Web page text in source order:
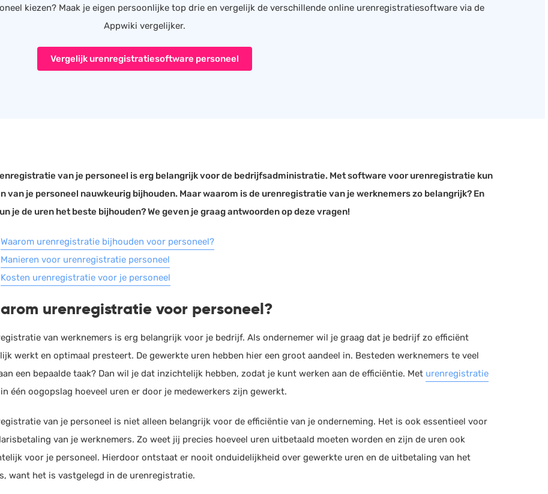
kiezen? Maak je eigen persoonlijke top drie en vergelijk de verschillende online urenregistratiesoftware via de
Appwiki vergelijker.
Vergelijk urenregistratiesoftware personeel
van je personeel is erg belangrijk voor de bedrijfsadministratie. Met software voor urenregistratie kun
van je personeel nauwkeurig bijhouden. Maar waarom is de urenregistratie van je werknemers zo belangrijk? En
je de uren het beste bijhouden? We geven je graag antwoorden op deze vragen!​
Waarom urenregistratie bijhouden voor personeel?
Manieren voor urenregistratie personeel
Kosten urenregistratie voor je personeel
urenregistratie voor personeel?
van werknemers is erg belangrijk voor je bedrijf. Als ondernemer wil je graag dat je bedrijf zo efficiënt
werkt en optimaal presteert. De gewerkte uren hebben hier een groot aandeel in. Besteden werknemers te veel
een bepaalde taak? Dan wil je dat inzichtelijk hebben, zodat je kunt werken aan de efficiëntie. Met urenregistratie
één oogopslag hoeveel uren er door je medewerkers zijn gewerkt.
van je personeel is niet alleen belangrijk voor de efficiëntie van je onderneming. Het is ook essentieel voor
van je werknemers. Zo weet jij precies hoeveel uren uitbetaald moeten worden en zijn de uren ook
voor je personeel. Hierdoor ontstaat er nooit onduidelijkheid over gewerkte uren en de uitbetaling van het
want het is vastgelegd in de urenregistratie.